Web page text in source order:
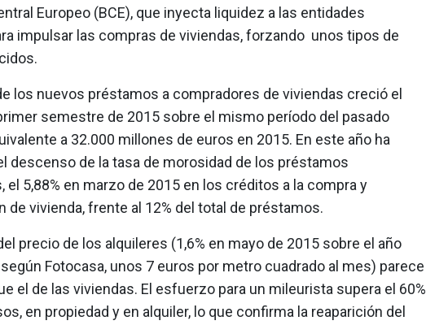
Europeo (BCE), que inyecta liquidez a las entidades
impulsar las compras de viviendas, forzando unos tipos de
los nuevos préstamos a compradores de viviendas creció el
semestre de 2015 sobre el mismo período del pasado
a 32.000 millones de euros en 2015. En este año ha
descenso de la tasa de morosidad de los préstamos
el 5,88% en marzo de 2015 en los créditos a la compra y
de vivienda, frente al 12% del total de préstamos.
precio de los alquileres (1,6% en mayo de 2015 sobre el año
Fotocasa, unos 7 euros por metro cuadrado al mes) parece
el de las viviendas. El esfuerzo para un mileurista supera el 60%
en propiedad y en alquiler, lo que confirma la reaparición del